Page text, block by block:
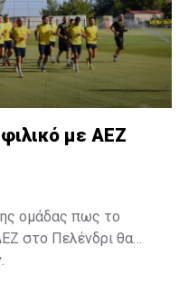
με ΑΕΖ
ομάδας πως το
στο Πελένδρι θα